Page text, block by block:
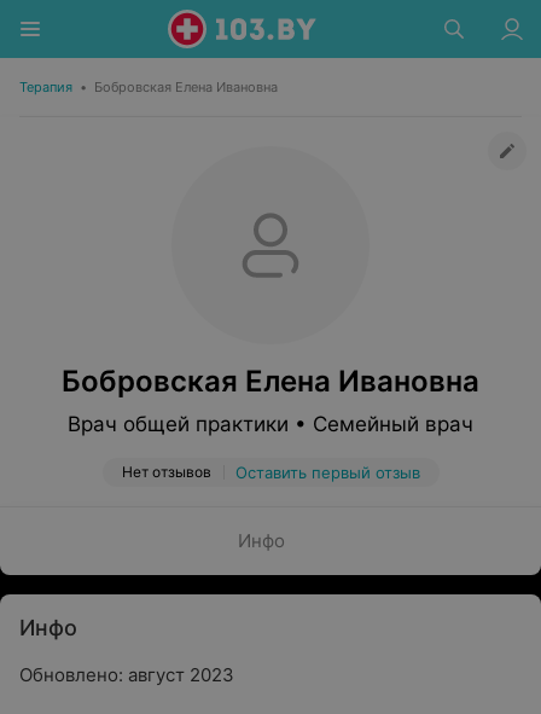
Терапия • Бобровская Елена Ивановна
Бобровская Елена Ивановна
Врач общей практики • Семейный врач
Нет отзывов Оставить первый отзыв
Инфо
Инфо
Обновлено: август 2023